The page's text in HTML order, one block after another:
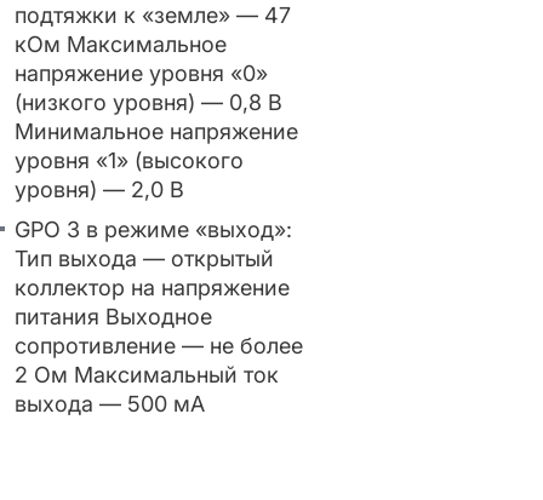
подтяжки к «земле» — 47
кОм Максимальное
напряжение уровня «0»
(низкого уровня) — 0,8 В
Минимальное напряжение
уровня «1» (высокого
уровня) — 2,0 В
GPO 3 в режиме «выход»:
Тип выхода — открытый
коллектор на напряжение
питания Выходное
сопротивление — не более
2 Ом Максимальный ток
выхода — 500 мА